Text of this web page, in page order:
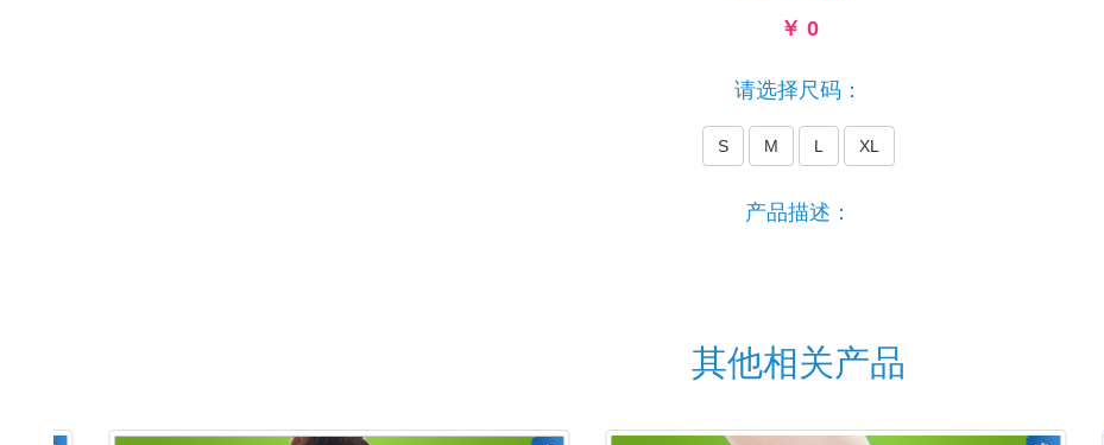
￥ 0
请选择尺码：
S M L XL
产品描述：
其他相关产品